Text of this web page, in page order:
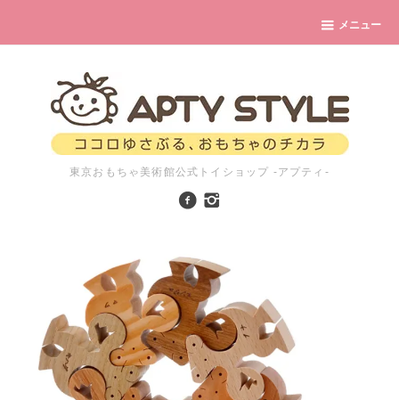
メニュー
東京おもちゃ美術館公式トイショップ -アプティ-